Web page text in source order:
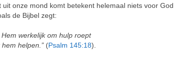
onze mond komt betekent helemaal niets voor God
de Bijbel zegt:
Hem werkelijk om hulp roept
helpen.” (Psalm 145:18).